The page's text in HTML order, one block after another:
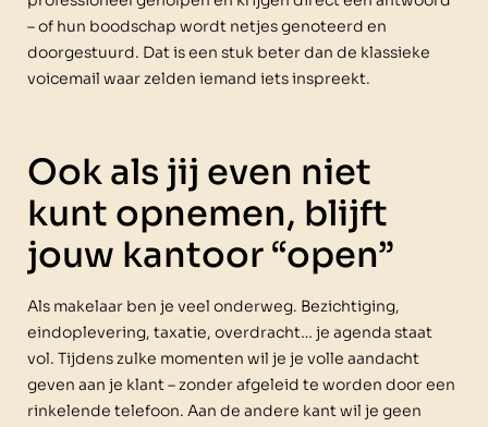
– of hun boodschap wordt netjes genoteerd en
doorgestuurd. Dat is een stuk beter dan de klassieke
voicemail waar zelden iemand iets inspreekt.
Ook als jij even niet
kunt opnemen, blijft
jouw kantoor “open”
Als makelaar ben je veel onderweg. Bezichtiging,
eindoplevering, taxatie, overdracht… je agenda staat
vol. Tijdens zulke momenten wil je je volle aandacht
geven aan je klant – zonder afgeleid te worden door een
rinkelende telefoon. Aan de andere kant wil je geen